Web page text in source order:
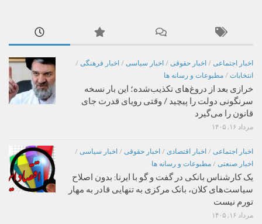
اخبار اجتماعی / اخبار حقوقی / اخبار سیاسی / اخبار فرهنگی /
انتخابات / مطبوعات و رسانه ها
خرازی بعد از دروغ‌های تکذیب‌شده؛ این بار نسخه
سرنگونی دولت را پیچید / وقتی رویای قدرت جای
قانون را می‌گیرد
مرداد ۱۶, ۱۴۰۵
اخبار اجتماعی / اخبار اقتصادی / اخبار حقوقی / اخبار سیاسی /
اخبار صنعتی / مطبوعات و رسانه ها
یک کارشناس بانکی در گفت و گو با ایرنا: بدون اصلاح
سیاست‌های کلان، بانک مرکزی به تنهایی قادر به مهار
تورم نیست
مرداد ۱۶, ۱۴۰۵